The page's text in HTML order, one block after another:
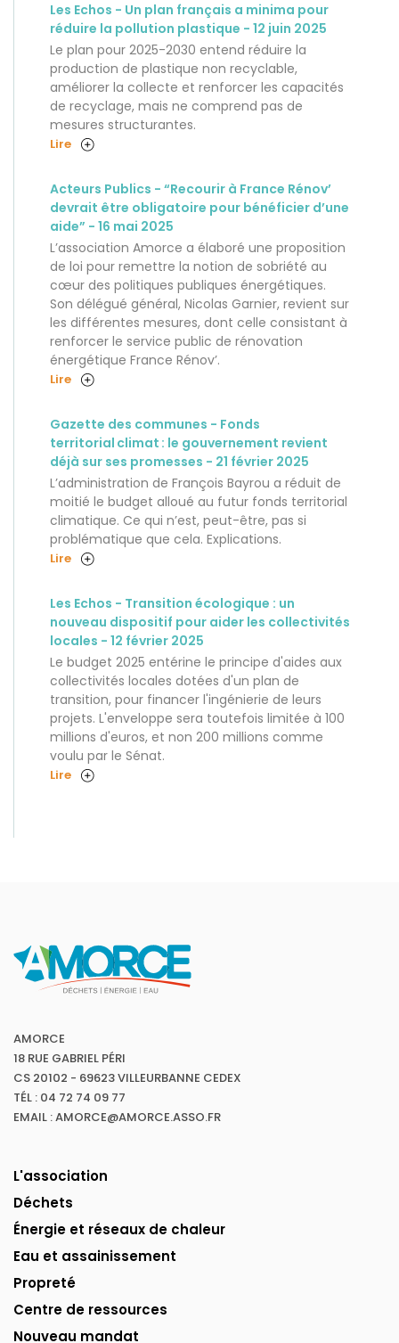
Les Echos - Un plan français a minima pour
réduire la pollution plastique - 12 juin 2025
Le plan pour 2025-2030 entend réduire la
production de plastique non recyclable,
améliorer la collecte et renforcer les capacités
de recyclage, mais ne comprend pas de
mesures structurantes.
Lire
Acteurs Publics - “Recourir à France Rénov’
devrait être obligatoire pour bénéficier d’une
aide” - 16 mai 2025
L’association Amorce a élaboré une proposition
de loi pour remettre la notion de sobriété au
cœur des politiques publiques énergétiques.
Son délégué général, Nicolas Garnier, revient sur
les différentes mesures, dont celle consistant à
renforcer le service public de rénovation
énergétique France Rénov’.
Lire
Gazette des communes - Fonds
territorial climat : le gouvernement revient
déjà sur ses promesses - 21 février 2025
L’administration de François Bayrou a réduit de
moitié le budget alloué au futur fonds territorial
climatique. Ce qui n’est, peut-être, pas si
problématique que cela. Explications.
Lire
Les Echos - Transition écologique : un
nouveau dispositif pour aider les collectivités
locales - 12 février 2025
Le budget 2025 entérine le principe d'aides aux
collectivités locales dotées d'un plan de
transition, pour financer l'ingénierie de leurs
projets. L'enveloppe sera toutefois limitée à 100
millions d'euros, et non 200 millions comme
voulu par le Sénat.
Lire
AMORCE
18 RUE GABRIEL PÉRI
CS 20102 - 69623 VILLEURBANNE CEDEX
TÉL : 04 72 74 09 77
EMAIL : AMORCE@AMORCE.ASSO.FR
L'association
Déchets
Énergie et réseaux de chaleur
Eau et assainissement
Propreté
Centre de ressources
Nouveau mandat